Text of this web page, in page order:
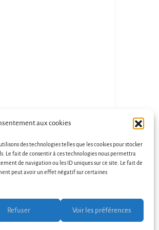
aux cookies
des technologies telles que les cookies pour stocker
Le fait de consentir à ces technologies nous permettra
de navigation ou les ID uniques sur ce site. Le fait de
peut avoir un effet négatif sur certaines
Refuser Voir les préférences